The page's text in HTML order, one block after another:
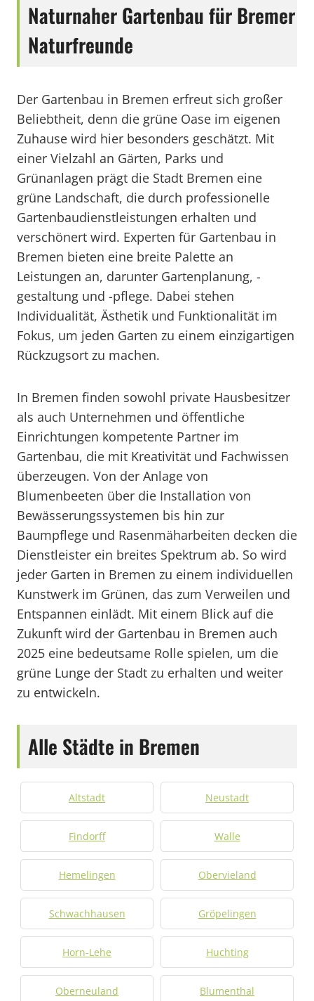
Naturnaher Gartenbau für Bremer
Naturfreunde
Der Gartenbau in Bremen erfreut sich großer
Beliebtheit, denn die grüne Oase im eigenen
Zuhause wird hier besonders geschätzt. Mit
einer Vielzahl an Gärten, Parks und
Grünanlagen prägt die Stadt Bremen eine
grüne Landschaft, die durch professionelle
Gartenbaudienstleistungen erhalten und
verschönert wird. Experten für Gartenbau in
Bremen bieten eine breite Palette an
Leistungen an, darunter Gartenplanung, -
gestaltung und -pflege. Dabei stehen
Individualität, Ästhetik und Funktionalität im
Fokus, um jeden Garten zu einem einzigartigen
Rückzugsort zu machen.
In Bremen finden sowohl private Hausbesitzer
als auch Unternehmen und öffentliche
Einrichtungen kompetente Partner im
Gartenbau, die mit Kreativität und Fachwissen
überzeugen. Von der Anlage von
Blumenbeeten über die Installation von
Bewässerungssystemen bis hin zur
Baumpflege und Rasenmäharbeiten decken die
Dienstleister ein breites Spektrum ab. So wird
jeder Garten in Bremen zu einem individuellen
Kunstwerk im Grünen, das zum Verweilen und
Entspannen einlädt. Mit einem Blick auf die
Zukunft wird der Gartenbau in Bremen auch
2025 eine bedeutsame Rolle spielen, um die
grüne Lunge der Stadt zu erhalten und weiter
zu entwickeln.
Alle Städte in Bremen
Altstadt Neustadt
Findorff Walle
Hemelingen Obervieland
Schwachhausen Gröpelingen
Horn-Lehe Huchting
Oberneuland Blumenthal